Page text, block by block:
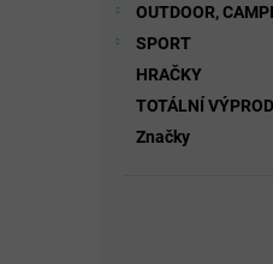
OUTDOOR,
SPORT
HRAČKY
TOTÁLNÍ
Značky